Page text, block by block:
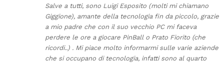
Salve a tutti, sono Luigi Esposito (molti mi chiamano
Giggione), amante della tecnologia fin da piccolo, grazie
a mio padre che con il suo vecchio PC mi faceva
perdere le ore a giocare PinBall o Prato Fiorito (che
ricordi..) . Mi piace molto informarmi sulle varie aziende
che si occupano di tecnologia, infatti sono al quarto